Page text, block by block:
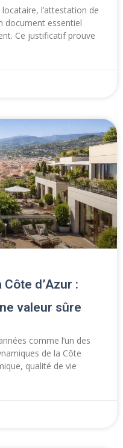
l’attestation de
document essentiel
Ce justificatif prouve
d’Azur :
valeur sûre
comme l’un des
de la Côte
qualité de vie